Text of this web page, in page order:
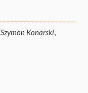
Szymon Konarski,